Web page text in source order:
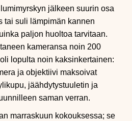
jälkeen suurin osa
tai suli lämpimän kannen
paljon huoltoa tarvitaan.
kameransa noin 200
lopulta noin kaksinkertainen:
ja objektiivi maksoivat
jäähdytystuuletin ja
saman verran.
marraskuun kokouksessa; se